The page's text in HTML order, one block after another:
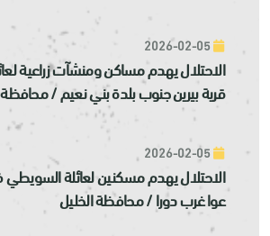
الاحتلال يهدم مساكن ومنشآت زراعية
قرية بيرين جنوب بلدة بني نعيم / محافظة
الاحتلال يهدم مسكنين لعائلة
عوا غرب دورا / محافظة الخليل